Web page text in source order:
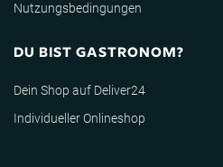
Nutzungsbedingungen
DU BIST GASTRONOM?
Dein Shop auf Deliver24
Individueller Onlineshop